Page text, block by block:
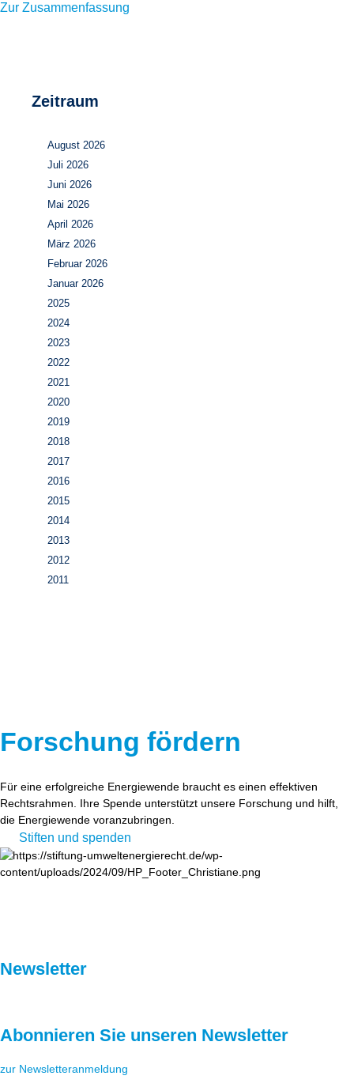
Zur Zusammenfassung
Zeitraum
August 2026
Juli 2026
Juni 2026
Mai 2026
April 2026
März 2026
Februar 2026
Januar 2026
2025
2024
2023
2022
2021
2020
2019
2018
2017
2016
2015
2014
2013
2012
2011
Forschung fördern
Für eine erfolgreiche Energiewende braucht es einen effektiven
Rechtsrahmen. Ihre Spende unterstützt unsere Forschung und hilft,
die Energiewende voranzubringen.
Stiften und spenden
Newsletter
Abonnieren Sie unseren Newsletter
zur Newsletteranmeldung